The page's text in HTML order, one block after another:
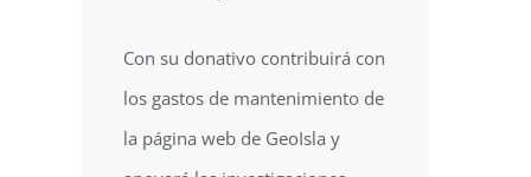
Con su donativo contribuirá con
los gastos de mantenimiento de
la página web de GeoIsla y